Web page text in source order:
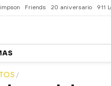
Friends 20 aniversario 911